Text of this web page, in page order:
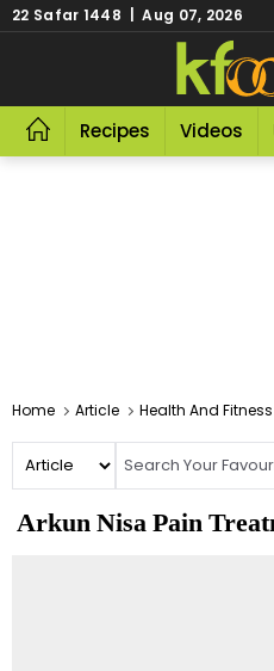
22 Safar 1448 | Aug 07, 2026
Recipes Videos
Home Article Health And Fitness
Arkun Nisa Pain